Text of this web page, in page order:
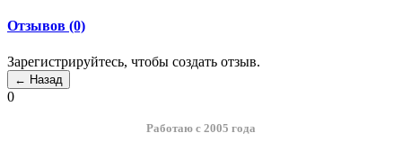
Отзывов (0)
Зарегистрируйтесь, чтобы создать отзыв.
0
Работаю с 2005 года